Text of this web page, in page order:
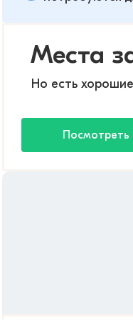
Места
Но есть
Посмотреть